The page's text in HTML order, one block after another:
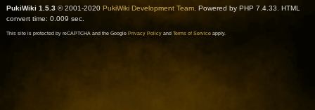
PukiWiki 1.5.3© 2001-2020 PukiWiki Development Team. Powered by PHP 7.4.33. HTML
convert time: 0.009 sec.
This site is protected by reCAPTCHA and the Google Privacy Policyand Terms of Serviceapply.